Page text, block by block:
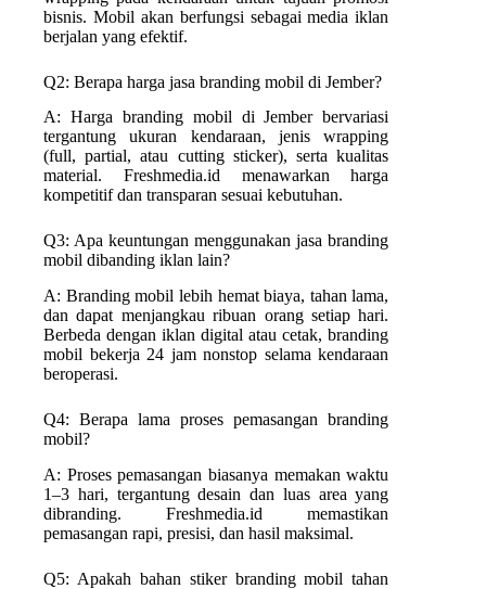
bisnis. Mobil akan berfungsi sebagai media iklan
berjalan yang efektif.
Q2: Berapa harga jasa branding mobil di Jember?
A: Harga branding mobil di Jember bervariasi
tergantung ukuran kendaraan, jenis wrapping
(full, partial, atau cutting sticker), serta kualitas
material. Freshmedia.id menawarkan harga
kompetitif dan transparan sesuai kebutuhan.
Q3: Apa keuntungan menggunakan jasa branding
mobil dibanding iklan lain?
A: Branding mobil lebih hemat biaya, tahan lama,
dan dapat menjangkau ribuan orang setiap hari.
Berbeda dengan iklan digital atau cetak, branding
mobil bekerja 24 jam nonstop selama kendaraan
beroperasi.
Q4: Berapa lama proses pemasangan branding
mobil?
A: Proses pemasangan biasanya memakan waktu
1–3 hari, tergantung desain dan luas area yang
dibranding. Freshmedia.id memastikan
pemasangan rapi, presisi, dan hasil maksimal.
Q5: Apakah bahan stiker branding mobil tahan